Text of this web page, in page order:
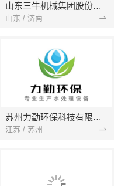
山东三牛机械集团股份有限公司
山东 / 济南
苏州力勤环保科技有限公司
江苏 / 苏州